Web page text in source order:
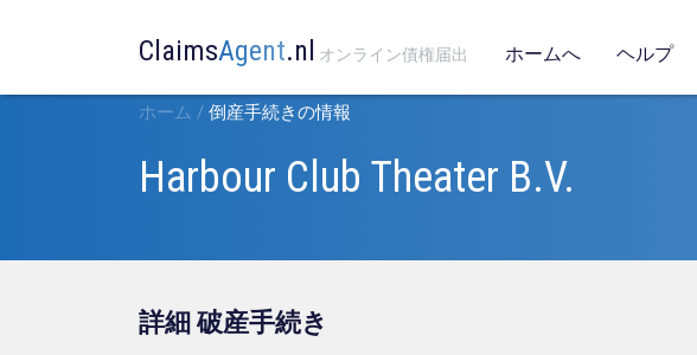
ClaimsAgent.nl オンライン債権届出 ホームへ ヘルプ
ホーム / 倒産手続きの情報
Harbour Club Theater B.V.
詳細 破産手続き